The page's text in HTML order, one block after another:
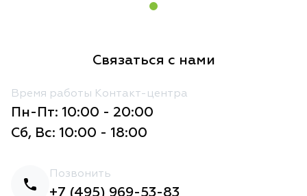
Связаться с нами
Время работы Контакт-центра
Пн-Пт: 10:00 - 20:00
Сб, Вс: 10:00 - 18:00
Позвонить
+7 (495) 969-53-83